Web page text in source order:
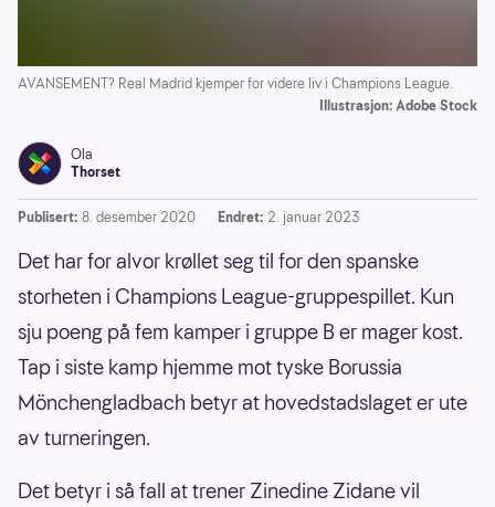
AVANSEMENT? Real Madrid kjemper for videre liv i Champions League.
Illustrasjon: Adobe Stock
Ola
Thorset
Publisert: 8. desember 2020 Endret: 2. januar 2023
Det har for alvor krøllet seg til for den spanske
storheten i Champions League-gruppespillet. Kun
sju poeng på fem kamper i gruppe B er mager kost.
Tap i siste kamp hjemme mot tyske Borussia
Mönchengladbach betyr at hovedstadslaget er ute
av turneringen.
Det betyr i så fall at trener Zinedine Zidane vil